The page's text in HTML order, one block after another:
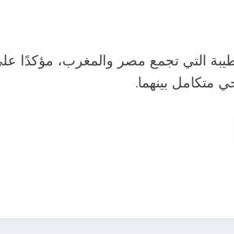
التي تجمع مصر والمغرب، مؤكدًا
متكامل بينهما.